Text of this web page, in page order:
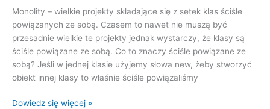
Monolity – wielkie projekty składające się z setek klas ściśle
powiązanych ze sobą. Czasem to nawet nie muszą być
przesadnie wielkie te projekty jednak wystarczy, że klasy są
ściśle powiązane ze sobą. Co to znaczy ściśle powiązane ze
sobą? Jeśli w jednej klasie użyjemy słowa new, żeby stworzyć
obiekt innej klasy to właśnie ściśle powiązaliśmy
Monolity
Dowiedz się więcej »